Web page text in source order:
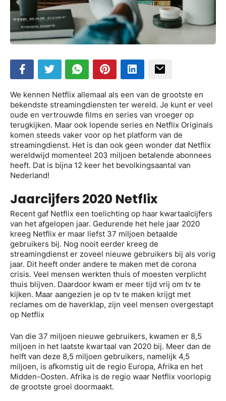
We kennen Netflix allemaal als een van de grootste en
bekendste streamingdiensten ter wereld. Je kunt er veel
oude en vertrouwde films en series van vroeger op
terugkijken. Maar ook lopende series en Netflix Originals
komen steeds vaker voor op het platform van de
streamingdienst. Het is dan ook geen wonder dat Netflix
wereldwijd momenteel 203 miljoen betalende abonnees
heeft. Dat is bijna 12 keer het bevolkingsaantal van
Nederland!
Jaarcijfers 2020 Netflix
Recent gaf Netflix een toelichting op haar kwartaalcijfers
van het afgelopen jaar. Gedurende het hele jaar 2020
kreeg Netflix er maar liefst 37 miljoen betaalde
gebruikers bij. Nog nooit eerder kreeg de
streamingdienst er zoveel nieuwe gebruikers bij als vorig
jaar. Dit heeft onder andere te maken met de corona
crisis. Veel mensen werkten thuis of moesten verplicht
thuis blijven. Daardoor kwam er meer tijd vrij om tv te
kijken. Maar aangezien je op tv te maken krijgt met
reclames om de haverklap, zijn veel mensen overgestapt
op Netflix
Van die 37 miljoen nieuwe gebruikers, kwamen er 8,5
miljoen in het laatste kwartaal van 2020 bij. Meer dan de
helft van deze 8,5 miljoen gebruikers, namelijk 4,5
miljoen, is afkomstig uit de regio Europa, Afrika en het
Midden-Oosten. Afrika is de regio waar Netflix voorlopig
de grootste groei doormaakt.